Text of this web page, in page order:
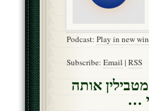
Podcast: Play in new
Subscribe: Email | RSS
אותה
…